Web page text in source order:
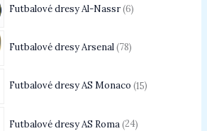
Futbalové dresy Al-Nassr 6
Futbalové dresy Arsenal 78
Futbalové dresy AS Monaco 15
Futbalové dresy AS Roma 24